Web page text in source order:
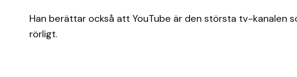
Han berättar också att YouTube är den största tv-kanalen
rörligt.